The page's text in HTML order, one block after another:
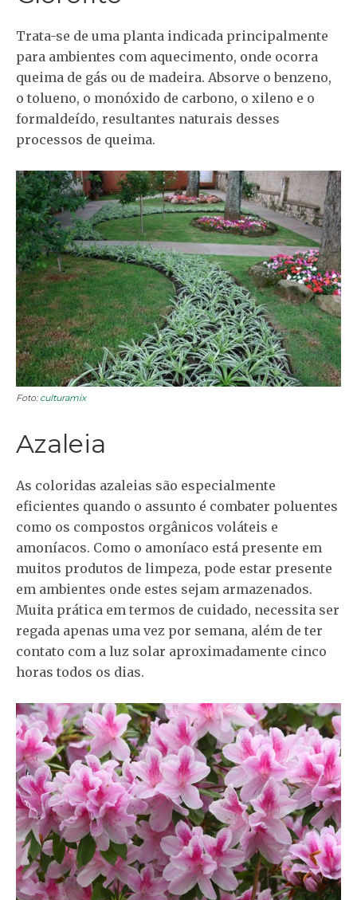
Trata-se de uma planta indicada principalmente
para ambientes com aquecimento, onde ocorra
queima de gás ou de madeira. Absorve o benzeno,
o tolueno, o monóxido de carbono, o xileno e o
formaldeído, resultantes naturais desses
processos de queima.
Foto: culturamix
Azaleia
As coloridas azaleias são especialmente
eficientes quando o assunto é combater poluentes
como os compostos orgânicos voláteis e
amoníacos. Como o amoníaco está presente em
muitos produtos de limpeza, pode estar presente
em ambientes onde estes sejam armazenados.
Muita prática em termos de cuidado, necessita ser
regada apenas uma vez por semana, além de ter
contato com a luz solar aproximadamente cinco
horas todos os dias.